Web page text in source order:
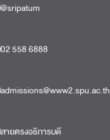
@sripatum
02 558 6888
admissions@www2.spu.ac.th
สายตรงอธิการบดี​